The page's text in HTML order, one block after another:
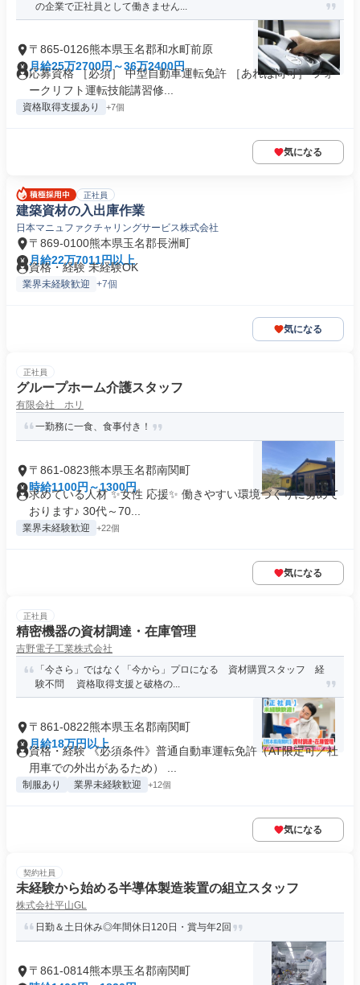
の企業で正社員として働きません...
〒865-0126熊本県玉名郡和水町前原
月給25万2700円～36万2400円
応募資格 ［必須］ 中型自動車運転免許 ［あれば尚可］ フォ
ークリフト運転技能講習修...
資格取得支援あり +7個
気になる
正社員
建築資材の入出庫作業
日本マニュファクチャリングサービス株式会社
〒869-0100熊本県玉名郡長洲町
月給22万7011円以上
資格・経験 未経験OK
業界未経験歓迎 +7個
気になる
正社員
グループホーム介護スタッフ
有限会社 ホリ
一勤務に一食、食事付き！
〒861-0823熊本県玉名郡南関町
時給1100円～1300円
求めている人材 ✨女性 応援✨ 働きやすい環境づくりに努めて
おります♪ 30代～70...
業界未経験歓迎 +22個
気になる
正社員
精密機器の資材調達・在庫管理
吉野電子工業株式会社
「今さら」ではなく「今から」プロになる 資材購買スタッフ 経
験不問 資格取得支援と破格の...
〒861-0822熊本県玉名郡南関町
月給18万円以上
資格・経験 《必須条件》普通自動車運転免許（AT限定可／社
用車での外出があるため） ...
制服あり 業界未経験歓迎 +12個
気になる
契約社員
未経験から始める半導体製造装置の組立スタッフ
株式会社平山GL
日勤＆土日休み◎年間休日120日・賞与年2回
〒861-0814熊本県玉名郡南関町